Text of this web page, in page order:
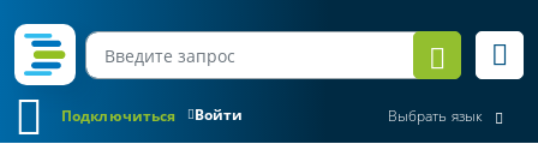
Войти
Подключиться Выбрать язык